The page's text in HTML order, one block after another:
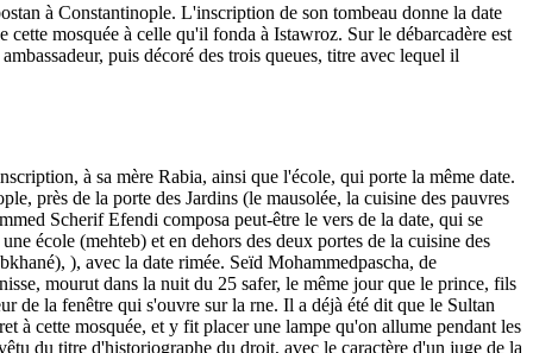
à Constantinople. L'inscription de son tombeau donne la date
mosquée à celle qu'il fonda à Istawroz. Sur le débarcadère est
puis décoré des trois queues, titre avec lequel il
à sa mère Rabia, ainsi que l'école, qui porte la même date.
près de la porte des Jardins (le mausolée, la cuisine des pauvres
Scherif Efendi composa peut-être le vers de la date, qui se
école (mehteb) et en dehors des deux portes de la cuisine des
), avec la date rimée. Seïd Mohammedpascha, de
mourut dans la nuit du 25 safer, le même jour que le prince, fils
de la fenêtre qui s'ouvre sur la rne. Il a déjà été dit que le Sultan
à cette mosquée, et y fit placer une lampe qu'on allume pendant les
du titre d'historiographe du droit, avec le caractère d'un juge de la